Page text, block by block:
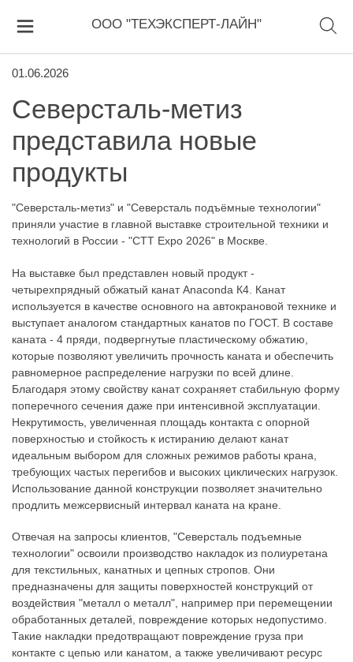
ООО "ТЕХЭКСПЕРТ-ЛАЙН"
01.06.2026
Северсталь-метиз
представила новые
продукты
"Северсталь-метиз" и "Северсталь подъёмные технологии"
приняли участие в главной выставке строительной техники и
технологий в России - "CTT Expo 2026" в Москве.
На выставке был представлен новый продукт -
четырехпрядный обжатый канат Anaconda К4. Канат
используется в качестве основного на автокрановой технике и
выступает аналогом стандартных канатов по ГОСТ. В составе
каната - 4 пряди, подвергнутые пластическому обжатию,
которые позволяют увеличить прочность каната и обеспечить
равномерное распределение нагрузки по всей длине.
Благодаря этому свойству канат сохраняет стабильную форму
поперечного сечения даже при интенсивной эксплуатации.
Некрутимость, увеличенная площадь контакта с опорной
поверхностью и стойкость к истиранию делают канат
идеальным выбором для сложных режимов работы крана,
требующих частых перегибов и высоких циклических нагрузок.
Использование данной конструкции позволяет значительно
продлить межсервисный интервал каната на кране.
Отвечая на запросы клиентов, "Северсталь подъемные
технологии" освоили производство накладок из полиуретана
для текстильных, канатных и цепных стропов. Они
предназначены для защиты поверхностей конструкций от
воздействия "металл о металл", например при перемещении
обработанных деталей, повреждение которых недопустимо.
Такие накладки предотвращают повреждение груза при
контакте с цепью или канатом, а также увеличивают ресурс